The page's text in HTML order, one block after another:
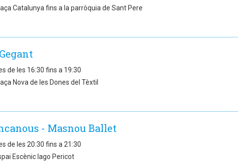
Catalunya fins a la parròquia de Sant Pere
de les 16:30 fins a 19:30
Nova de les Dones del Tèxtil
- Masnou Ballet
de les 20:30 fins a 21:30
Escènic Iago Pericot